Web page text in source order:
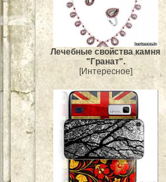
Лечебные свойства камня
"Гранат".
[Интересное]